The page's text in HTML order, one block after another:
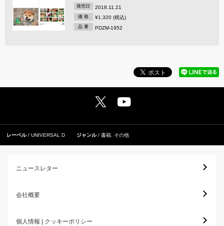
発売日 2018.11.21
価 格 ¥1,320 (税込)
品 番 PDZM-1952
レーベル UNIVERSAL D ジャンル 書籍, その他
ニュースレター
会社概要
個人情報 | クッキーポリシー